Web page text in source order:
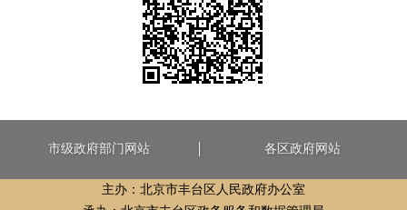
市级政府部门网站 各区政府网站
主办：北京市丰台区人民政府办公室